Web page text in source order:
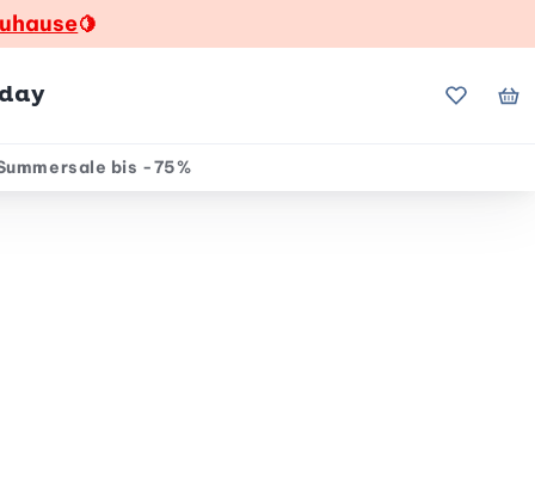
🍋
Meine
bis -75%